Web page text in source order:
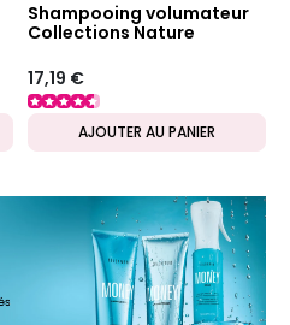
Shampooing volumateur
Collections Nature
17,19 €
AJOUTER AU PANIER